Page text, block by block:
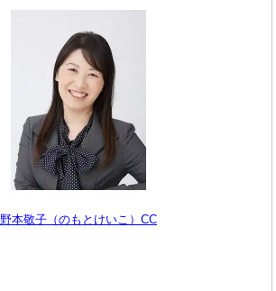
野本敬子（のもとけいこ）CC